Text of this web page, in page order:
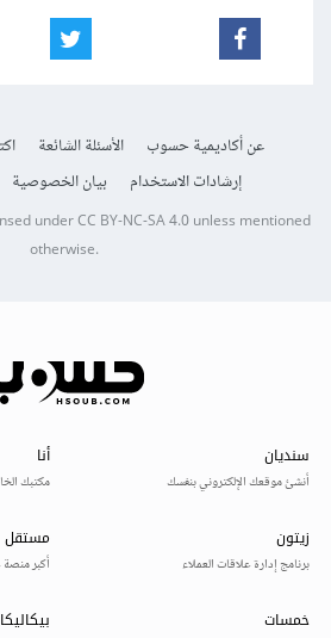
عن أكاديمية حسوب الأسئلة الشائعة
إرشادات الاستخدام
بيان الخصوصية
underCC BY-NC-SA 4.0unless mentioned
otherwise.